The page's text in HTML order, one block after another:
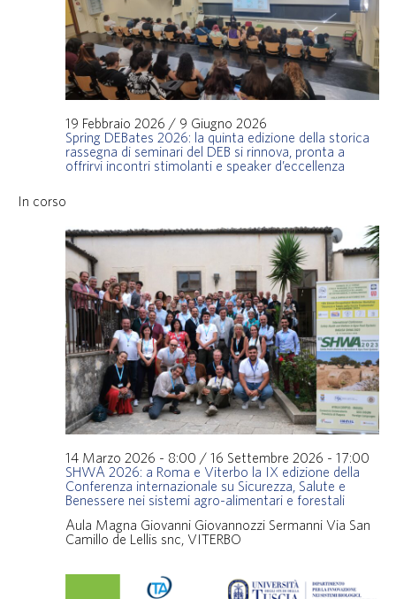
Spring DEBates 2026: la quinta edizione della storica
rassegna di seminari del DEB si rinnova, pronta a
offrirvi incontri stimolanti e speaker d’eccellenza
19 Febbraio 2026 / 9 Giugno 2026
In corso
SHWA 2026: a Roma e Viterbo la IX edizione della
Conferenza internazionale su Sicurezza, Salute e
Benessere nei sistemi agro-alimentari e forestali
14 Marzo 2026 - 8:00 / 16 Settembre 2026 - 17:00
Aula Magna Giovanni Giovannozzi Sermanni Via San
Camillo de Lellis snc, VITERBO